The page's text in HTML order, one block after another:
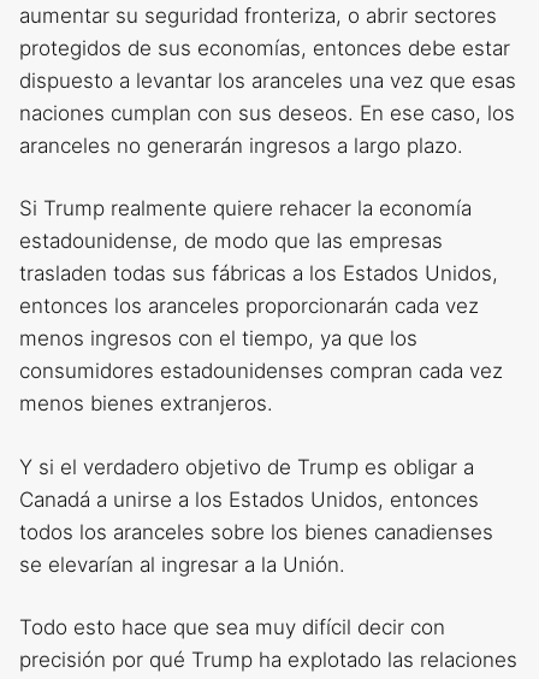
aumentar su seguridad fronteriza, o abrir sectores
protegidos de sus economías, entonces debe estar
dispuesto a levantar los aranceles una vez que esas
naciones cumplan con sus deseos. En ese caso, los
aranceles no generarán ingresos a largo plazo.
Si Trump realmente quiere rehacer la economía
estadounidense, de modo que las empresas
trasladen todas sus fábricas a los Estados Unidos,
entonces los aranceles proporcionarán cada vez
menos ingresos con el tiempo, ya que los
consumidores estadounidenses compran cada vez
menos bienes extranjeros.
Y si el verdadero objetivo de Trump es obligar a
Canadá a unirse a los Estados Unidos, entonces
todos los aranceles sobre los bienes canadienses
se elevarían al ingresar a la Unión.
Todo esto hace que sea muy difícil decir con
precisión por qué Trump ha explotado las relaciones